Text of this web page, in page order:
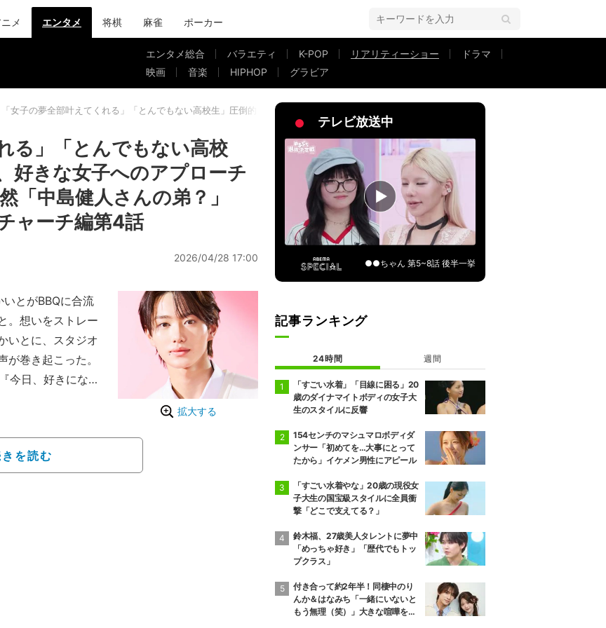
メ エンタメ 将棋 麻雀 ポーカー
エンタメ総合 バラエティ K-POP リアリティーショー
ドラマ
映画
音楽 HIPHOP グラビア
「女子の夢全部叶えてくれる」「とんでもない高校生」圧倒的イケメン男子、好きな女子へのアプローチがスゴすぎてスタジオ騒然「中島健人さ
る」「とんでもない高校
好きな女子へのアプローチ
「中島健人さんの弟？」
ャーチ編第4話
2026/04/28 17:00
拡大する
とがBBQに合流
。想いをストレー
いとに、スタジオ
巻き起こった。
今日、好きになり
と青春の修学旅行
旅を繰り返し、最
を読む
テレビ放送中
●●ちゃん 第5~8話 後半一挙
記事ランキング
24時間 週間
「すごい水着」「目線に困る」20
歳のダイナマイトボディの女子大
生のスタイルに反響
154センチのマシュマロボディダ
ンサー「初めてを…大事にとって
たから」イケメン男性にアピール
「すごい水着やな」20歳の現役女
子大生の国宝級スタイルに全員衝
撃「どこで支えてる？」
鈴木福、27歳美人タレントに夢中
「めっちゃ好き」「歴代でもトッ
プクラス」
付き合って約2年半！同棲中のり
んか＆はなみち「一緒にいないと
もう無理（笑）」大きな喧嘩を経